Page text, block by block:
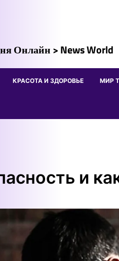
Онлайн > News World
КРАСОТА И ЗДОРОВЬЕ МИР
и